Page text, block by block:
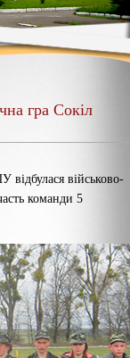
гра Сокіл
відбулася військово-
команди 5